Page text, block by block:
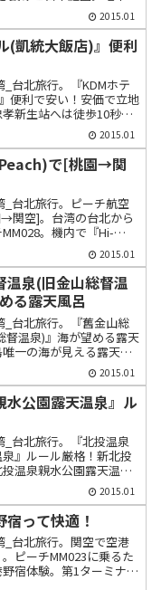
2015.01
(凱統大飯店)』便利
_台北旅行。『KDMホテ
便利で安い！安価で立地
新生站へは徒歩10秒。
様子、Wi-Fiの状況、朝食
容などを画像で紹介。
2015.01
で[桃園→関
_台北旅行。ピーチ航空
関空]。台湾の台北から
。機内で『Hi-
ビニで買った米血糕を
南海電車のお得切符を購
2015.01
温泉(旧金山総督温
る露天風呂
_台北旅行。『舊金山総
督温泉)』海が望める露天
一の海が見える露天風
唯一のハロゲン湯らし
路線で行く。金山老街
子)を食べる。阿玉を購
ら國光1815路線で台北に
2015.01
水公園露天温泉』ル
_台北旅行。『北投温泉
』ルール厳格！新北投
温泉親水公園露天温
業時間に注意。料金40
20元。水着や入浴方法な
違反すると監視員から
ルロイヤルッコータイ
の【牛軋糖】。昇祥茶行
レブンで夜食を買う。
2015.01
って快適！
_台北旅行。関空で空港
ピーチMM023に乗るた
宿体験。第1ターミナル